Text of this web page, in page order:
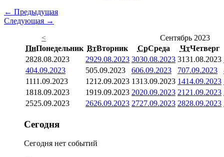
← Предыдущая
Следующая →
<
Сентябрь 2023
ПнПонедельник ВтВторник СрСреда ЧтЧетверг
2828.08.2023 2929.08.2023 3030.08.2023 3131.08.2023
404.09.2023 505.09.2023 606.09.2023 707.09.2023
1111.09.2023 1212.09.2023 1313.09.2023 1414.09.2023
1818.09.2023 1919.09.2023 2020.09.2023 21 21.09.2023
2525.09.2023 2626.09.2023 2727.09.2023 2828.09.2023
Сегодня
Сегодня нет событий